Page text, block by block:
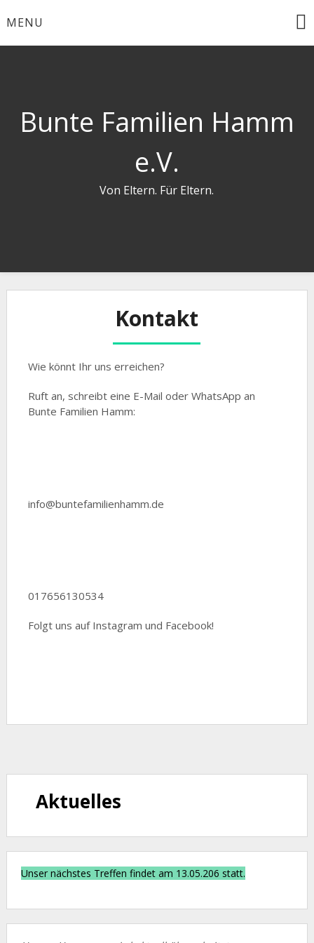
toMENU
Bunte Familien Hamm
e.V.
Von Eltern. Für Eltern.
Kontakt
Wie könnt Ihr uns erreichen?
Ruft an, schreibt eine E-Mail oder WhatsApp an
Bunte Familien Hamm:
info@buntefamilienhamm.de
017656130534
Folgt uns auf Instagram und Facebook!
Aktuelles
Unser nächstes Treffen findet am 13.05.206 statt.